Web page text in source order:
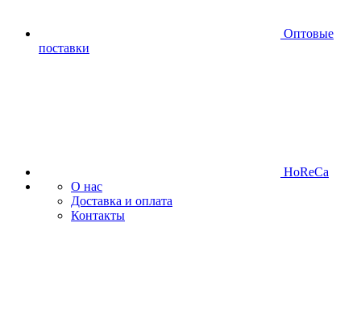
Оптовые
поставки
HoReCa
О нас
Доставка и оплата
Контакты